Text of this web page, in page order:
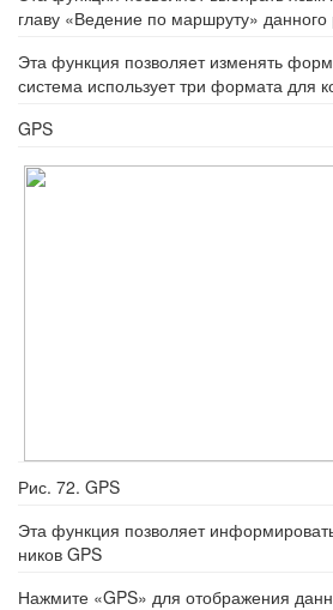
главу «Ведение по маршруту» данного
Эта функция позволяет изменять
система использует три формата для
GPS
Рис. 72. GPS
Эта функция позволяет
ников GPS
Нажмите «GPS» для отображения